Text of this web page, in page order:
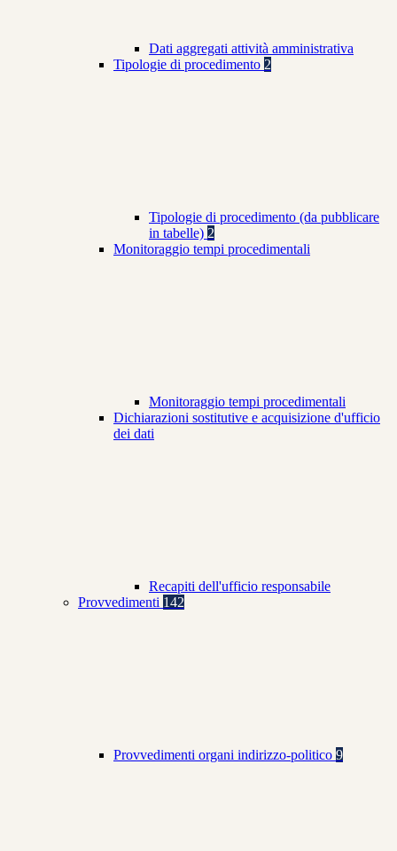
Dati aggregati attività amministrativa
Tipologie di procedimento 2
Tipologie di procedimento (da pubblicare
in tabelle) 2
Monitoraggio tempi procedimentali
Monitoraggio tempi procedimentali
Dichiarazioni sostitutive e acquisizione d'ufficio
dei dati
Recapiti dell'ufficio responsabile
Provvedimenti 142
Provvedimenti organi indirizzo-politico 9